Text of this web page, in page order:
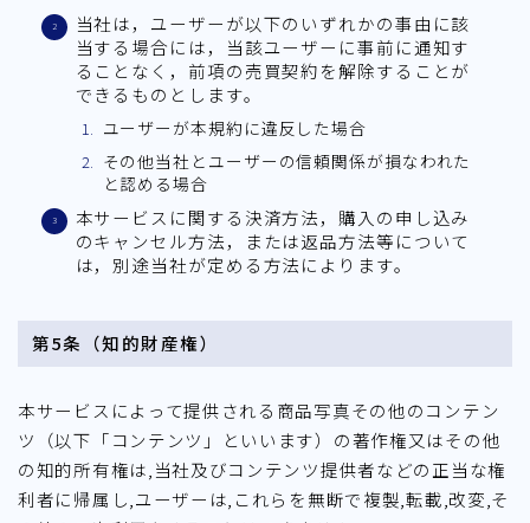
当社は，ユーザーが以下のいずれかの事由に該
当する場合には，当該ユーザーに事前に通知す
ることなく，前項の売買契約を解除することが
できるものとします。
ユーザーが本規約に違反した場合
その他当社とユーザーの信頼関係が損なわれた
と認める場合
本サービスに関する決済方法，購入の申し込み
のキャンセル方法，または返品方法等について
は，別途当社が定める方法によります。
第5条（知的財産権）
本サービスによって提供される商品写真その他のコンテン
ツ（以下「コンテンツ」といいます）の著作権又はその他
の知的所有権は,当社及びコンテンツ提供者などの正当な権
利者に帰属し,ユーザーは,これらを無断で複製,転載,改変,そ